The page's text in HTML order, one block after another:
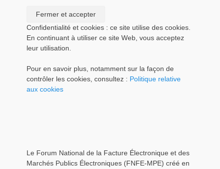
Confidentialité et cookies : ce site utilise des cookies.
En continuant à utiliser ce site Web, vous acceptez
leur utilisation.
Pour en savoir plus, notamment sur la façon de
contrôler les cookies, consultez : Politique relative
aux cookies
Le Forum National de la Facture Électronique et des
Marchés Publics Électroniques (FNFE-MPE) créé en